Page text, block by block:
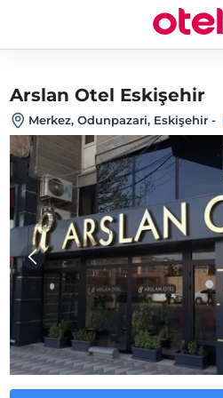
Arslan Otel Eskişehir
Merkez, Odunpazari, Eskişehir -